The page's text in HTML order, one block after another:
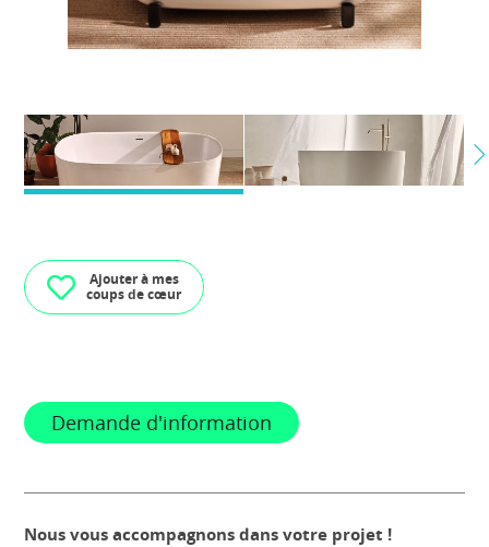
Ajouter à mes
coups de cœur
Demande d'information
Nous vous accompagnons dans votre projet !